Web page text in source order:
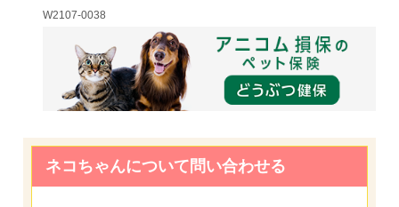
W2107-0038
ネコちゃんについて問い合わせる